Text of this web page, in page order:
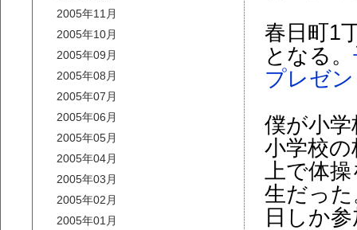
2005年11月
2005年10月
2005年09月
2005年08月
2005年07月
2005年06月
2005年05月
2005年04月
2005年03月
2005年02月
2005年01月
春日町1
となる。
プレゼ
僕が小
小学校
上で体
生だっ
日しか